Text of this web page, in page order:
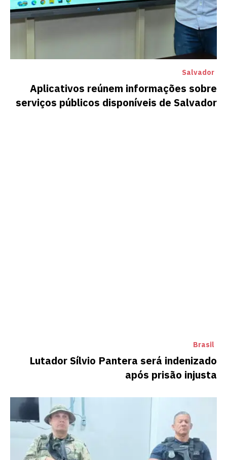
Salvador
Aplicativos reúnem informações sobre
serviços públicos disponíveis de Salvador
Brasil
Lutador Sílvio Pantera será indenizado
após prisão injusta